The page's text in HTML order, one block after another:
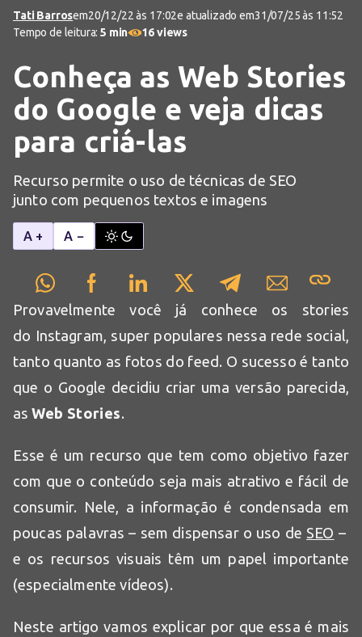
Tati Barrosem20/12/22 às 17:02e atualizado em31/07/25 às 11:52
Tempo de leitura:5 min 16 views
Conheça as Web Stories
do Google e veja dicas
para criá-las
Recurso permite o uso de técnicas de SEO
junto com pequenos textos e imagens
A + A −
Provavelmente você já conhece os stories
do Instagram, super populares nessa rede social,
tanto quanto as fotos do feed. O sucesso é tanto
que o Google decidiu criar uma versão parecida,
asWeb Stories.
Esse é um recurso que tem como objetivo fazer
com que o conteúdo seja mais atrativo e fácil de
consumir. Nele, a informação é condensada em
poucas palavras – sem dispensar o uso de SEO –
e os recursos visuais têm um papel importante
(especialmente vídeos).
Neste artigo vamos explicar por que essa é mais